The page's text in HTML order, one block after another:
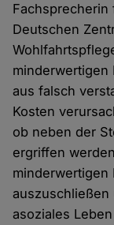
Deutschen
minderwertigen
aus falsch
Kosten
ob neben der
ergriffen
minderwertigen
auszuschließen
asoziales